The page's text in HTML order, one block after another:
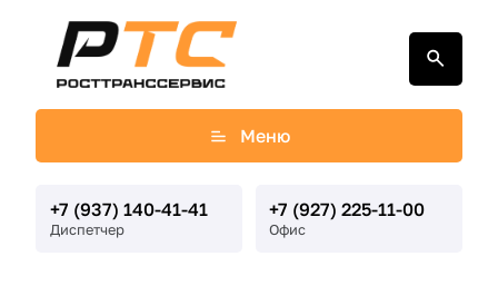
Меню
+7 (937) 140-41-41
Диспетчер
+7 (927) 225-11-00
Офис